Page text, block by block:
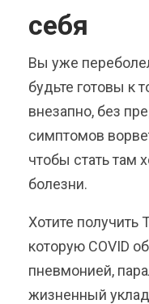
себя
Вы уже
будьте готовы к
внезапно, без
симптомов
чтобы стать там
болезни.
Хотите получить
которую COVID
пневмонией,
жизненный